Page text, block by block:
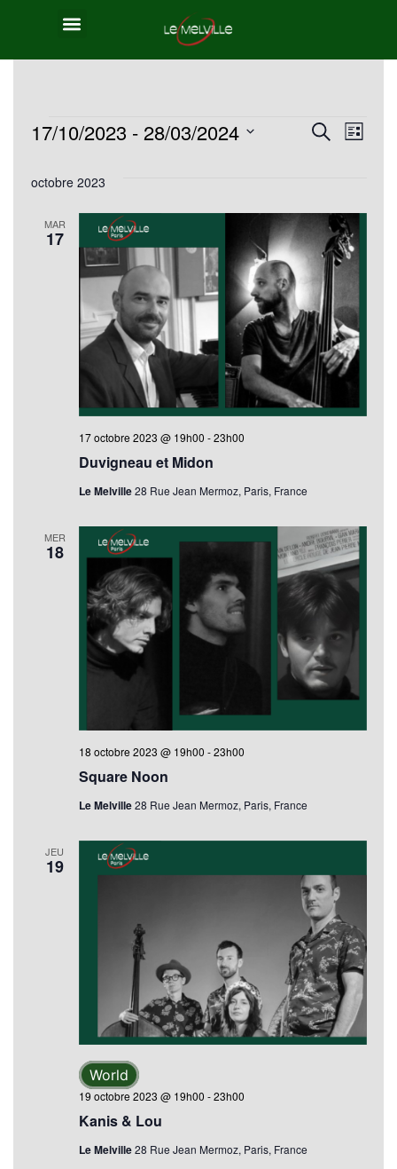
de
vues
Recherche
Liste
17/10/2023 - 28/03/2024
une
octobre 2023
MAR
17
Duvigneau et Midon
17 octobre 2023 @ 19h00 -23h00
Le Melville28 Rue Jean Mermoz, Paris, France
MER
18
Square Noon
18 octobre 2023 @ 19h00 -23h00
Le Melville28 Rue Jean Mermoz, Paris, France
JEU
19
Kanis & Lou
19 octobre 2023 @ 19h00 -23h00
World
Le Melville28 Rue Jean Mermoz, Paris, France